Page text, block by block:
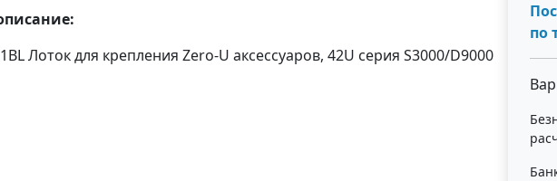
Лоток для крепления Zero-U аксессуаров, 42U серия S3000/D9000
по